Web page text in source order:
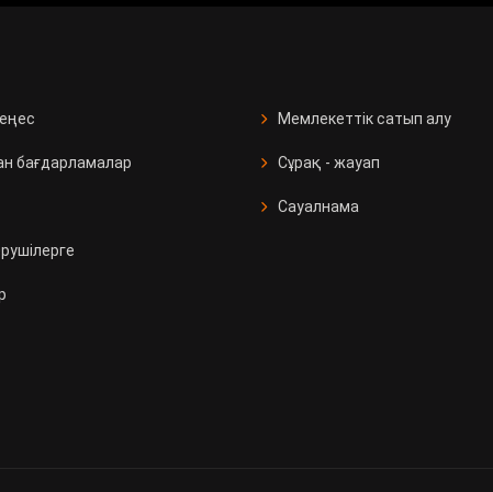
бағдарламалар
Мемлекеттік сатып алу
Сұрақ - жауап
Сауалнама